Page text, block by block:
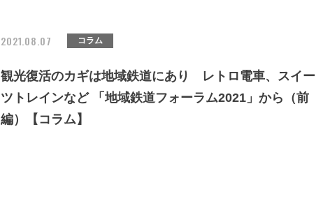
2021.08.07 コラム
観光復活のカギは地域鉄道にあり レトロ電車、スイー
ツトレインなど 「地域鉄道フォーラム2021」から（前
編）【コラム】